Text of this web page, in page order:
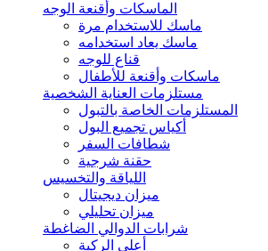
الماسكات وأقنعة الوجه
ماسك للاستخدام مرة
ماسك يعاد استخدامه
قناع للوجه
ماسكات وأقنعة للأطفال
مستلزمات العناية الشخصية
المستلزمات الخاصة بالتبول
أكياس تجميع البول
شطافات السفر
حقنة شرجية
اللياقة والتخسيس
ميزان ديجيتال
ميزان تحليلي
شرابات الدوالي الضاغطة
أعلى الركبة